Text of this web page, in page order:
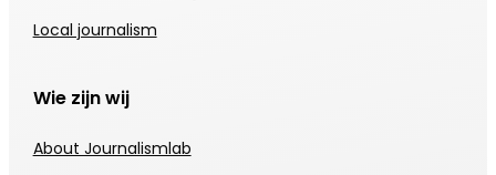
Local journalism
Wie zijn wij
About Journalismlab